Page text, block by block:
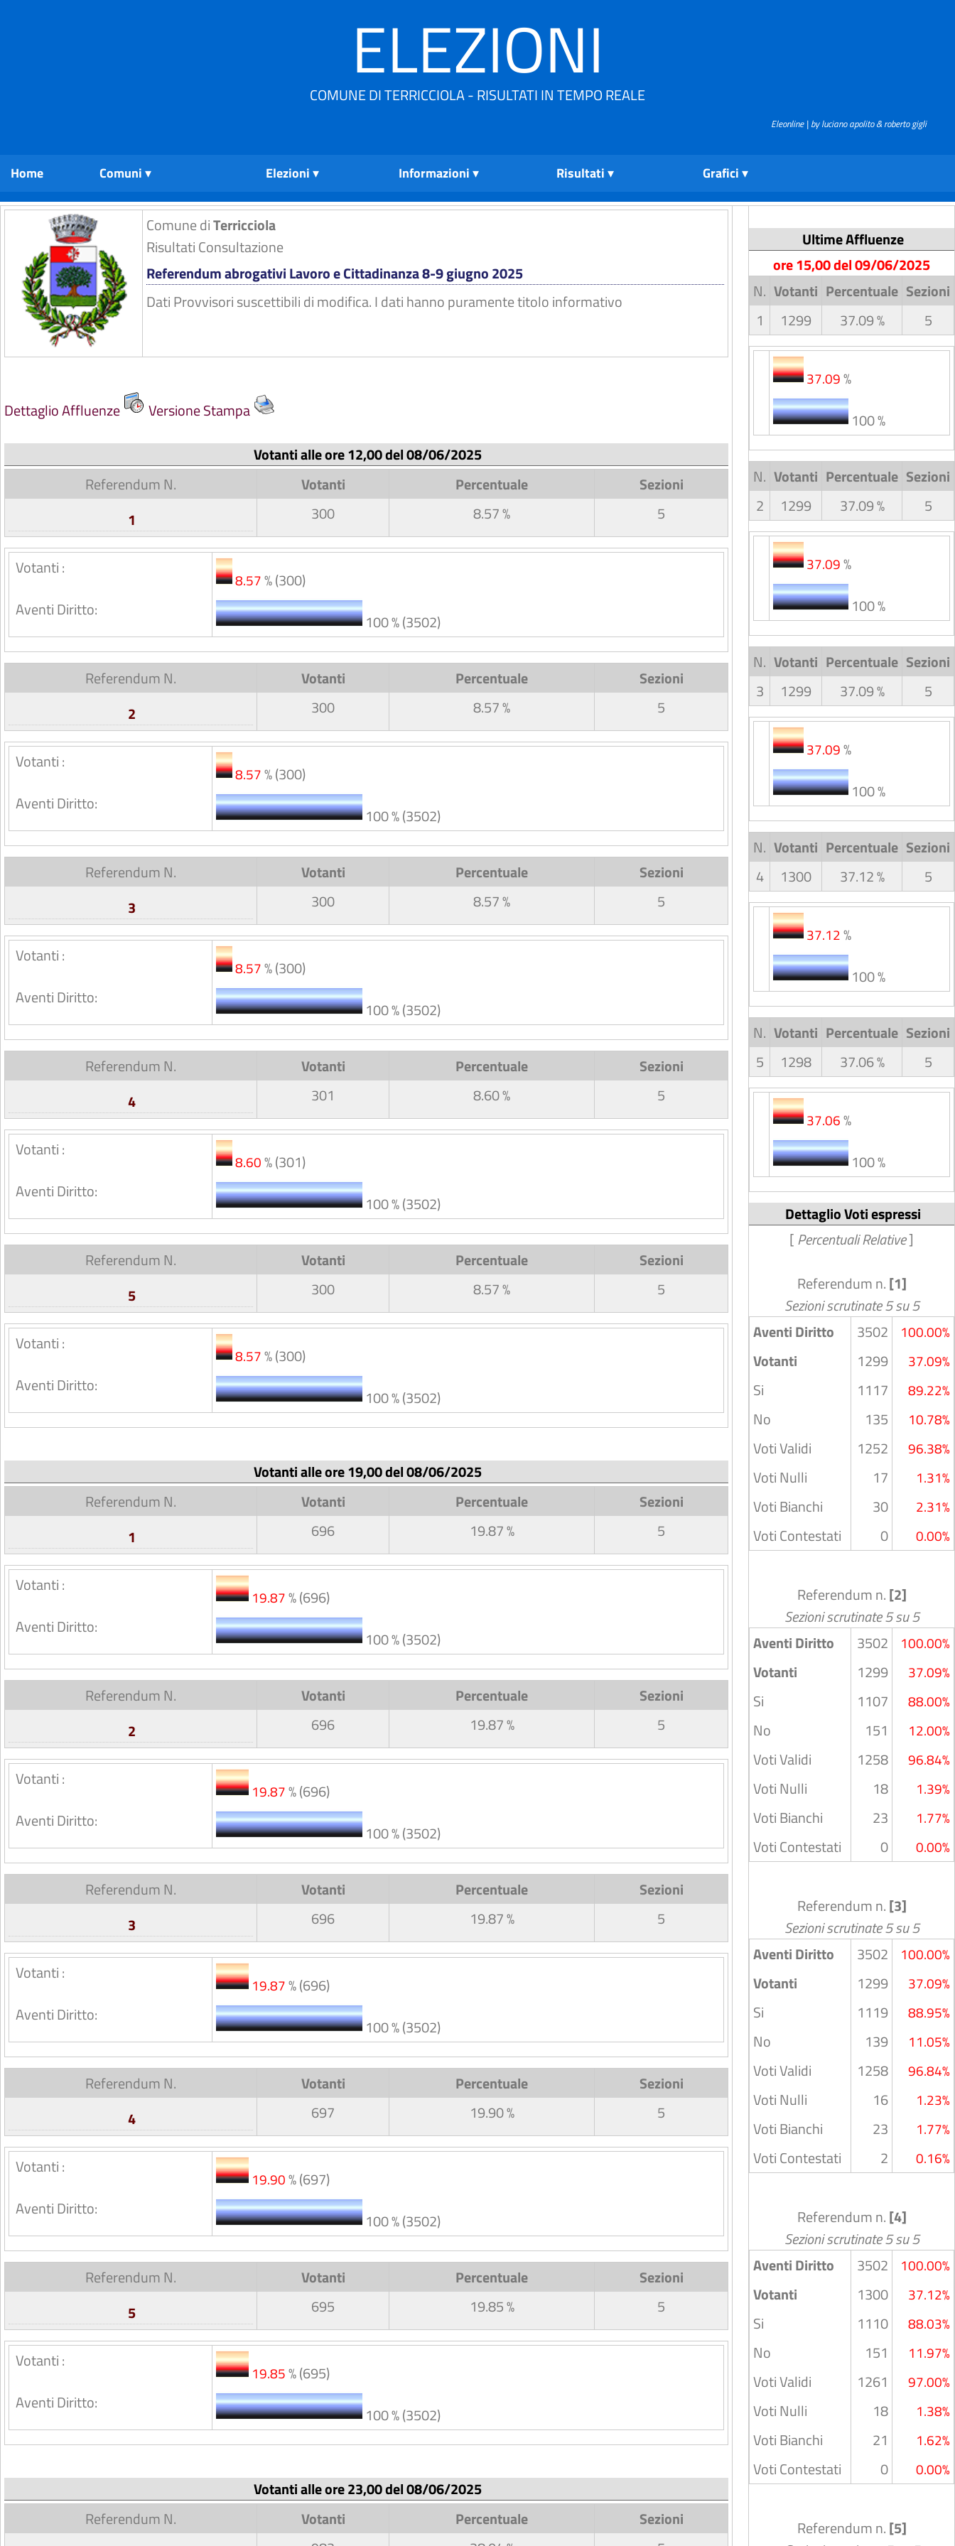
ELEZIONI
COMUNE DI TERRICCIOLA - RISULTATI IN TEMPO REALE
Eleonline | by luciano apolito & roberto gigli
Home Comuni Elezioni Informazioni Risultati Grafici
Comune diTerricciola
Risultati Consultazione
Referendum abrogativi Lavoro e Cittadinanza 8-9 giugno 2025
Dati Provvisori suscettibili di modifica. I dati hanno puramente titolo informativo
Dettaglio Affluenze
Versione Stampa
Votanti alle ore 12,00 del 08/06/2025
Referendum N.
Votanti Percentuale
Sezioni
1
300 8.57 % 5
Votanti :
8.57% (300)
Aventi Diritto:
100 % (3502)
Referendum N. Votanti Percentuale
Sezioni
2
300 8.57 % 5
Votanti :
8.57% (300)
Aventi Diritto:
100 % (3502)
Referendum N. Votanti Percentuale
Sezioni
3
300 8.57 % 5
Votanti :
8.57% (300)
Aventi Diritto:
100 % (3502)
Referendum N. Votanti Percentuale
Sezioni
4
301 8.60 % 5
Votanti :
8.60% (301)
Aventi Diritto:
100 % (3502)
Referendum N. Votanti Percentuale
Sezioni
5
300 8.57 % 5
Votanti :
8.57% (300)
Aventi Diritto:
100 % (3502)
Votanti alle ore 19,00 del 08/06/2025
Referendum N.
Votanti Percentuale
Sezioni
1
696 19.87 % 5
Votanti :
19.87% (696)
Aventi Diritto:
100 % (3502)
Referendum N. Votanti Percentuale
Sezioni
2
696 19.87 % 5
Votanti :
19.87% (696)
Aventi Diritto:
100 % (3502)
Referendum N. Votanti Percentuale
Sezioni
3
696 19.87 % 5
Votanti :
19.87% (696)
Aventi Diritto:
100 % (3502)
Referendum N. Votanti Percentuale
Sezioni
4
697 19.90 % 5
Votanti :
19.90% (697)
Aventi Diritto:
100 % (3502)
Referendum N. Votanti Percentuale
Sezioni
5
695 19.85 % 5
Votanti :
19.85% (695)
Aventi Diritto:
100 % (3502)
Votanti alle ore 23,00 del 08/06/2025
Referendum N.
Votanti Percentuale
Sezioni
Ultime Affluenze
ore 15,00 del 09/06/2025
N. Votanti Percentuale Sezioni
1
1299 37.09 % 5
37.09%
100 %
N. Votanti Percentuale Sezioni
2
1299 37.09 % 5
37.09%
100 %
N. Votanti Percentuale Sezioni
3
1299 37.09 % 5
37.09%
100 %
N. Votanti Percentuale Sezioni
4
1300 37.12 % 5
37.12%
100 %
N. Votanti Percentuale Sezioni
5
1298 37.06 % 5
37.06%
100 %
Dettaglio Voti espressi
[Percentuali Relative]
Referendum n.[1]
Sezioni scrutinate 5 su 5
Aventi Diritto
3502 100.00%
Votanti 1299 37.09%
Si 1117 89.22%
No 135 10.78%
Voti Validi 1252 96.38%
Voti Nulli 17 1.31%
Voti Bianchi 30 2.31%
Voti Contestati 0 0.00%
Referendum n.[2]
Sezioni scrutinate 5 su 5
Aventi Diritto
3502 100.00%
Votanti 1299 37.09%
Si 1107 88.00%
No 151 12.00%
Voti Validi 1258 96.84%
Voti Nulli 18 1.39%
Voti Bianchi 23 1.77%
Voti Contestati 0 0.00%
Referendum n.[3]
Sezioni scrutinate 5 su 5
Aventi Diritto
3502 100.00%
Votanti 1299 37.09%
Si 1119 88.95%
No 139 11.05%
Voti Validi 1258 96.84%
Voti Nulli 16 1.23%
Voti Bianchi 23 1.77%
Voti Contestati 2 0.16%
Referendum n.[4]
Sezioni scrutinate 5 su 5
Aventi Diritto
3502 100.00%
Votanti 1300 37.12%
Si 1110 88.03%
No 151 11.97%
Voti Validi 1261 97.00%
Voti Nulli 18 1.38%
Voti Bianchi 21 1.62%
Voti Contestati 0 0.00%
Referendum n.[5]